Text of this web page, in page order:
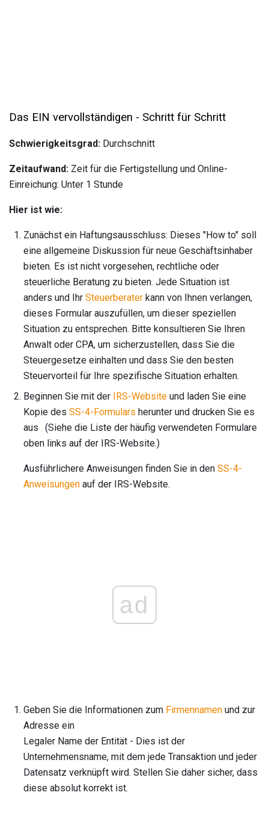
Das EIN vervollständigen - Schritt für Schritt
Schwierigkeitsgrad: Durchschnitt
Zeitaufwand: Zeit für die Fertigstellung und Online-
Einreichung: Unter 1 Stunde
Hier ist wie:
Zunächst ein Haftungsausschluss: Dieses "How to" soll
eine allgemeine Diskussion für neue Geschäftsinhaber
bieten. Es ist nicht vorgesehen, rechtliche oder
steuerliche Beratung zu bieten. Jede Situation ist
anders und Ihr Steuerberater kann von Ihnen verlangen,
dieses Formular auszufüllen, um dieser speziellen
Situation zu entsprechen. Bitte konsultieren Sie Ihren
Anwalt oder CPA, um sicherzustellen, dass Sie die
Steuergesetze einhalten und dass Sie den besten
Steuervorteil für Ihre spezifische Situation erhalten.
Beginnen Sie mit der
IRS-Website und laden Sie eine
Kopie des SS-4-Formulars herunter und drucken Sie es
aus . (Siehe die Liste der häufig verwendeten Formulare
oben links auf der IRS-Website.)
Ausführlichere Anweisungen finden Sie in den SS-4-
Anweisungen auf der IRS-Website.
ad
Geben Sie die Informationen zum Firmennamen und zur
Adresse ein
Legaler Name der Entität - Dies ist der
Unternehmensname, mit dem jede Transaktion und jeder
Datensatz verknüpft wird. Stellen Sie daher sicher, dass
diese absolut korrekt ist.